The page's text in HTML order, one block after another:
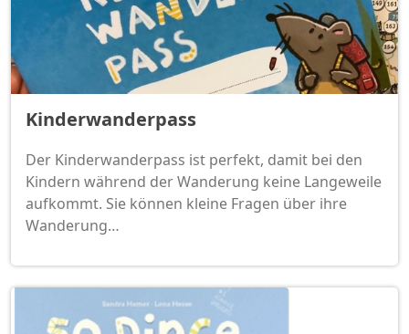
Kinderwanderpass
Der Kinderwanderpass ist perfekt, damit bei den
Kindern während der Wanderung keine Langeweile
aufkommt. Sie können kleine Fragen über ihre
Wanderung…